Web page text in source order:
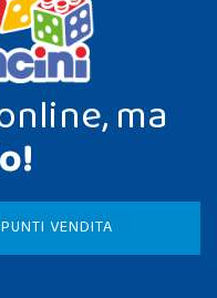
ma
VENDITA